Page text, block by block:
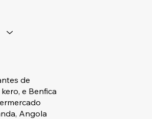
de
e Benfica
Angola